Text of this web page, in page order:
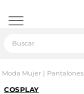
Moda Mujer
COSPLAY